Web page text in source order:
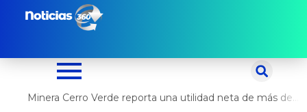
Minera Cerro Verde reporta una utilidad neta de más de US$ 500 millones